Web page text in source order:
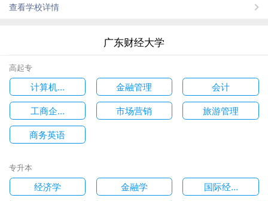
查看学校详情
广东财经大学
高起专
计算机... 金融管理
会计
工商企...
市场营销
旅游管理
商务英语
专升本
经济学 金融学
国际经...